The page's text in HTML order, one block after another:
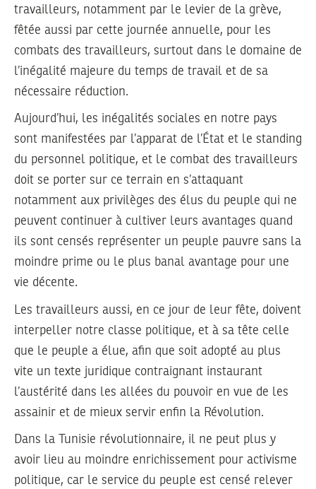
travailleurs, notamment par le levier de la grève,
fêtée aussi par cette journée annuelle, pour les
combats des travailleurs, surtout dans le domaine de
l’inégalité majeure du temps de travail et de sa
nécessaire réduction.
Aujourd’hui, les inégalités sociales en notre pays
sont manifestées par l’apparat de l’État et le standing
du personnel politique, et le combat des travailleurs
doit se porter sur ce terrain en s’attaquant
notamment aux privilèges des élus du peuple qui ne
peuvent continuer à cultiver leurs avantages quand
ils sont censés représenter un peuple pauvre sans la
moindre prime ou le plus banal avantage pour une
vie décente.
Les travailleurs aussi, en ce jour de leur fête, doivent
interpeller notre classe politique, et à sa tête celle
que le peuple a élue, afin que soit adopté au plus
vite un texte juridique contraignant instaurant
l’austérité dans les allées du pouvoir en vue de les
assainir et de mieux servir enfin la Révolution.
Dans la Tunisie révolutionnaire, il ne peut plus y
avoir lieu au moindre enrichissement pour activisme
politique, car le service du peuple est censé relever